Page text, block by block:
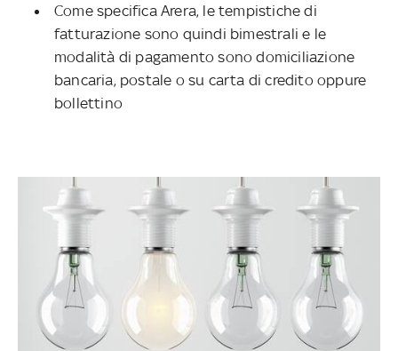
Come specifica Arera, le tempistiche di
fatturazione sono quindi bimestrali e le
modalità di pagamento sono domiciliazione
bancaria, postale o su carta di credito oppure
bollettino